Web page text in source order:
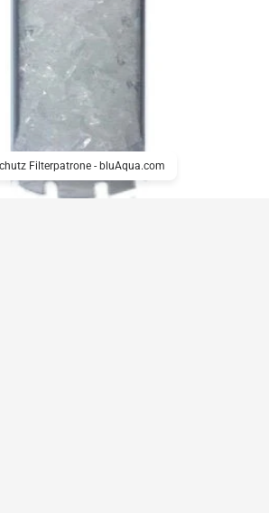
Filterpatrone - bluAqua.com